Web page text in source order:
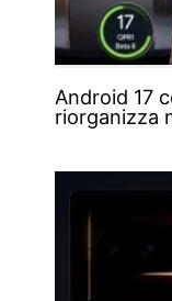
Android 17
riorganizza